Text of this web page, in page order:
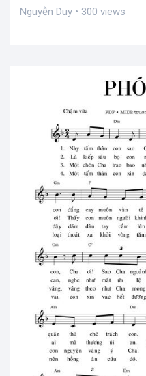
Nguyễn Duy • 300 views